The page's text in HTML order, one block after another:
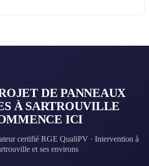
DE PANNEAUX
À SARTROUVILLE
ICI
certifié RGE QualiPV · Intervention à
et ses environs